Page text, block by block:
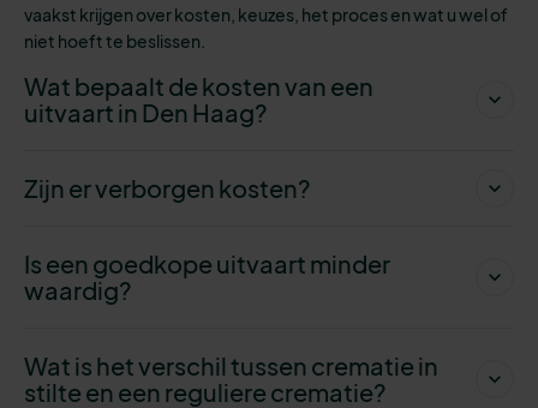
vaakst krijgen over kosten, keuzes, het proces en wat u wel of
niet hoeft te beslissen.
Wat bepaalt de kosten van een
uitvaart in Den Haag?
Zijn er verborgen kosten?
Is een goedkope uitvaart minder
waardig?
Wat is het verschil tussen crematie in
stilte en een reguliere crematie?